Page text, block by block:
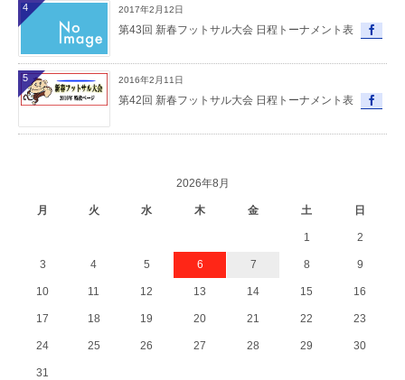
2017年2月12日
第43回 新春フットサル大会 日程トーナメント表
4
2016年2月11日
第42回 新春フットサル大会 日程トーナメント表
5
2026年8月
月 火 水 木 金 土 日
1 2
3 4 5 6 7 8 9
10 11 12 13 14 15 16
17 18 19 20 21 22 23
24 25 26 27 28 29 30
31